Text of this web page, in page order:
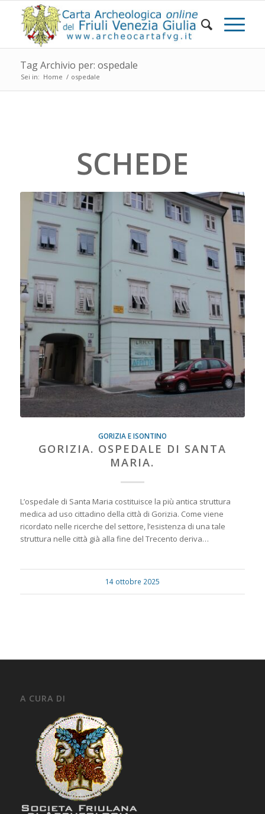
Tag Archivio per: ospedale
Sei in: Home / ospedale
SCHEDE
GORIZIA E ISONTINO
GORIZIA. OSPEDALE DI SANTA
MARIA.
L’ospedale di Santa Maria costituisce la più antica struttura
medica ad uso cittadino della città di Gorizia. Come viene
ricordato nelle ricerche del settore, l’esistenza di una tale
struttura nelle città già alla fine del Trecento deriva…
14 ottobre 2025
A CURA DI